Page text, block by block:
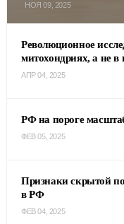
НОЯ 09, 2025
Революционное
митохондриях, а не в
АПР 04, 2025
РФ на пороге
ФЕВ 05, 2025
Признаки скрытой
в РФ
ФЕВ 04, 2025